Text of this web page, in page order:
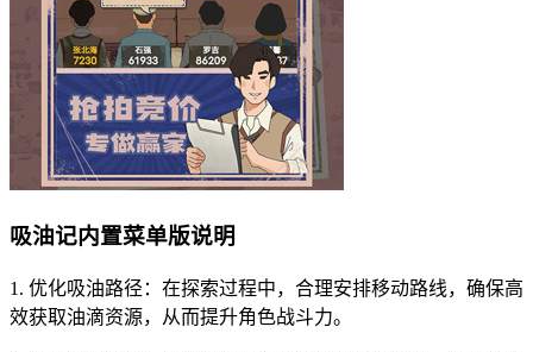
吸油记内置菜单版说明
1. 优化吸油路径：在探索过程中，合理安排移动路线，确保高
效获取油滴资源，从而提升角色战斗力。